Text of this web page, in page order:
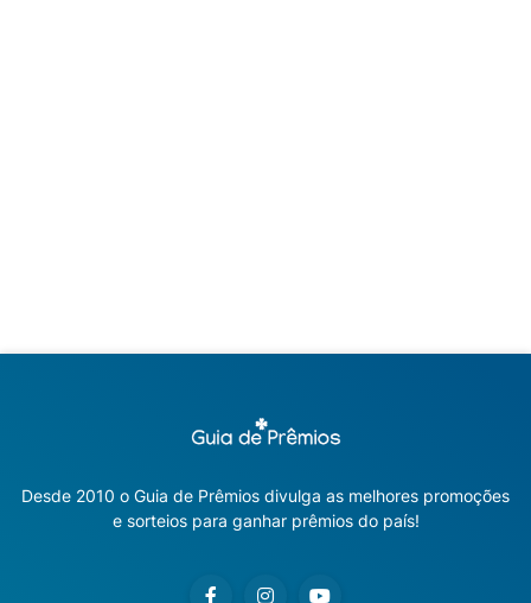
Desde 2010 o Guia de Prêmios divulga as melhores promoções
e sorteios para ganhar prêmios do país!